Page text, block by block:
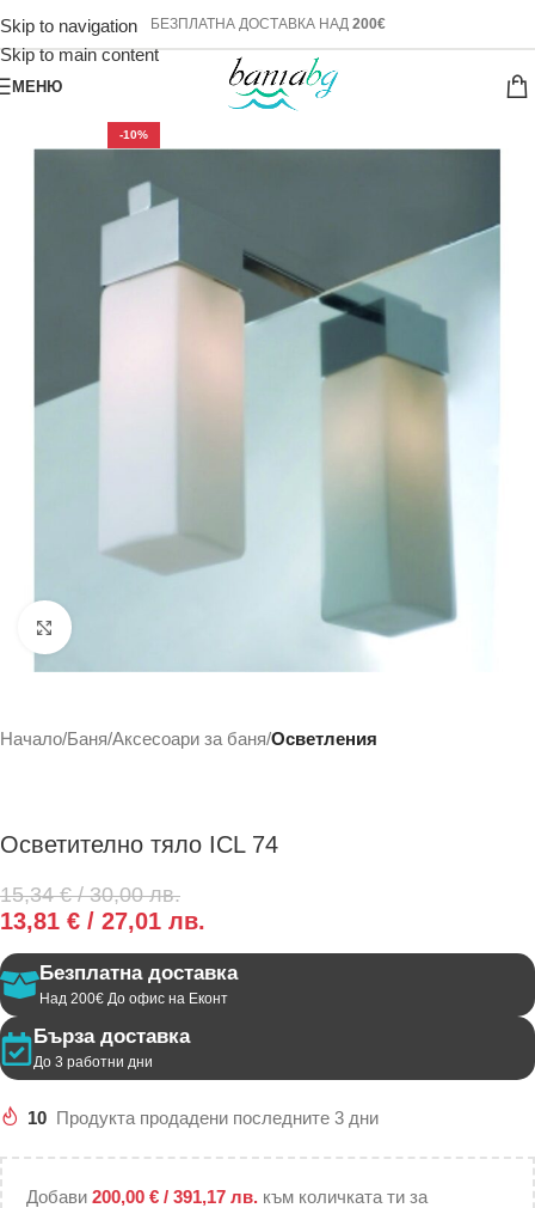
Skip to navigation
Skip to main content
БЕЗПЛАТНА ДОСТАВКА НАД 200€
МЕНЮ
-10%
Click to enlarge
Начало Баня Аксесоари за баня Осветления
Осветително тяло ICL 74
15,34€/ 30,00 лв.
13,81 € / 27,01 лв.
Безплатна доставка
Над 200€ До офис на Еконт
Бърза доставка
До 3 работни дни
10 Продукта продадени последните 3 дни
Добави 200,00 € / 391,17 лв. към количката ти за